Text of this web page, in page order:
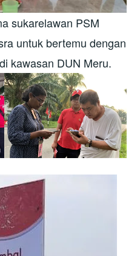
sukarelawan PSM
untuk bertemu dengan
kawasan DUN Meru.